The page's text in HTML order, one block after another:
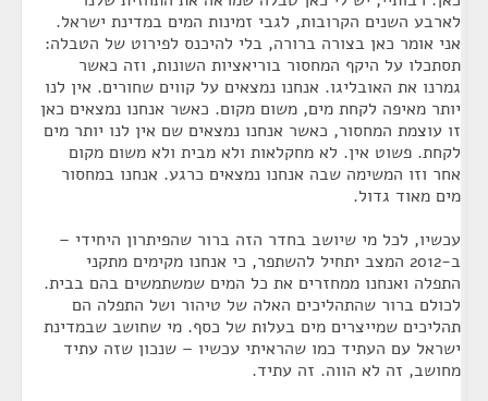
לארבע השנים הקרובות, לגבי זמינות המים במדינת ישראל.
אני אומר כאן בצורה ברורה, בלי להיכנס לפירוט של הטבלה:
תסתכלו על היקף המחסור בוריאציות השונות, וזה כאשר
גמרנו את האובליגו. אנחנו נמצאים על קווים שחורים. אין לנו
יותר מאיפה לקחת מים, משום מקום. כאשר אנחנו נמצאים כאן
זו עוצמת המחסור, כאשר אנחנו נמצאים שם אין לנו יותר מים
לקחת. פשוט אין. לא מחקלאות ולא מבית ולא משום מקום
אחר וזו המשימה שבה אנחנו נמצאים כרגע. אנחנו במחסור
מים מאוד גדול.
עכשיו, לכל מי שיושב בחדר הזה ברור שהפיתרון היחידי –
ב-2012 המצב יתחיל להשתפר, כי אנחנו מקימים מתקני
התפלה ואנחנו ממחזרים את כל המים שמשתמשים בהם בבית.
לכולם ברור שהתהליכים האלה של טיהור ושל התפלה הם
תהליכים שמייצרים מים בעלות של כסף. מי שחושב שבמדינת
ישראל עם העתיד כמו שהראיתי עכשיו – שנכון שזה עתיד
מחושב, זה לא הווה. זה עתיד.